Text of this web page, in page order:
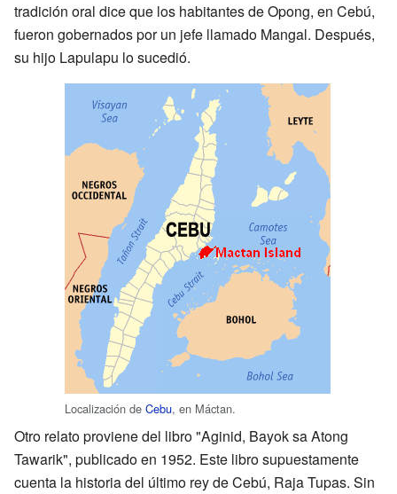
tradición oral dice que los habitantes de Opong, en Cebú,
fueron gobernados por un jefe llamado Mangal. Después,
su hijo Lapulapu lo sucedió.
Localización de Cebu, en Máctan.
Otro relato proviene del libro "Aginid, Bayok sa Atong
Tawarik", publicado en 1952. Este libro supuestamente
cuenta la historia del último rey de Cebú, Raja Tupas. Sin